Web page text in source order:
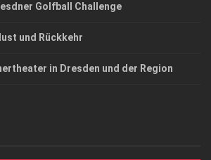
Golfball Challenge
und Rückkehr
in Dresden und der Region